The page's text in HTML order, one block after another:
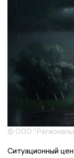
© ООО
Ситуационный